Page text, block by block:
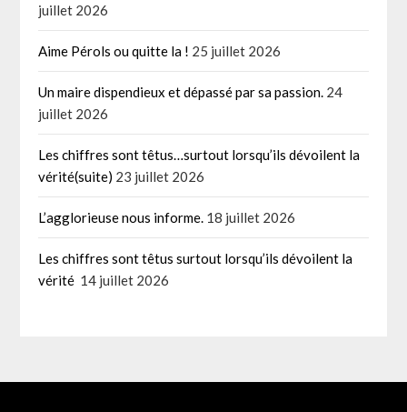
juillet 2026
Aime Pérols ou quitte la ! 25 juillet 2026
Un maire dispendieux et dépassé par sa passion. 24
juillet 2026
Les chiffres sont têtus…surtout lorsqu’ils dévoilent la
vérité(suite) 23 juillet 2026
L’agglorieuse nous informe. 18 juillet 2026
Les chiffres sont têtus surtout lorsqu’ils dévoilent la
vérité 14 juillet 2026